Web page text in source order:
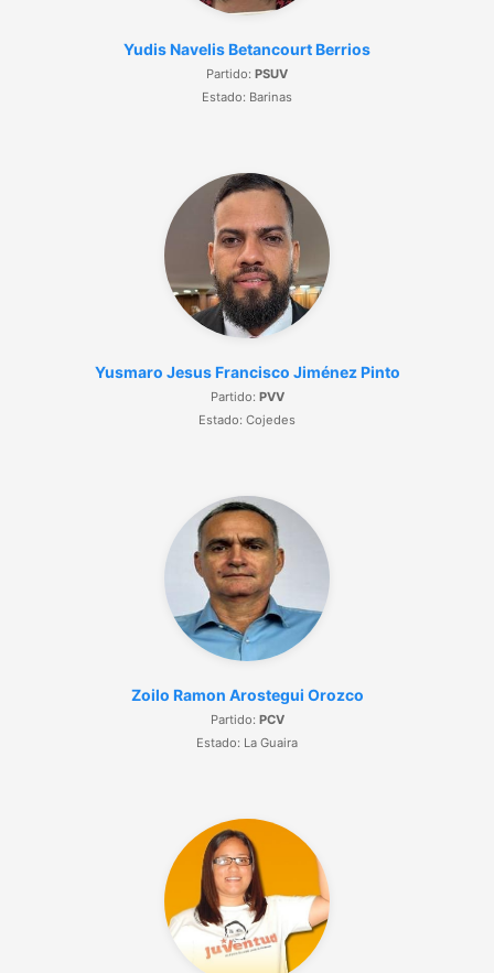
Yudis Navelis Betancourt Berrios
Partido: PSUV
Estado: Barinas
Yusmaro Jesus Francisco Jiménez Pinto
Partido: PVV
Estado: Cojedes
Zoilo Ramon Arostegui Orozco
Partido: PCV
Estado: La Guaira